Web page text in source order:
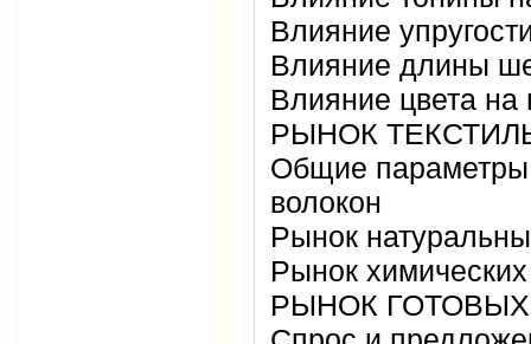
Влияние
Влияние длины
Влияние цвета
РЫНОК
Общие параметры
волокон
Рынок
Рынок
РЫНОК